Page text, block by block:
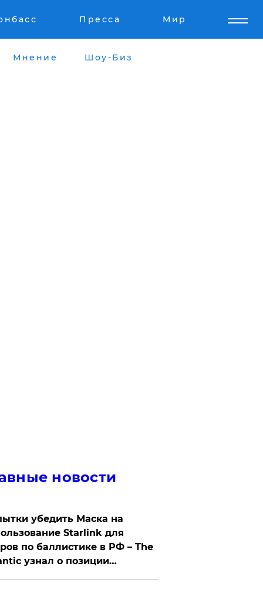
Пресса Мир
Мнение Шоу-Биз
новости
убедить Маска на
Starlink для
по баллистике в РФ – The
узнал о позиции